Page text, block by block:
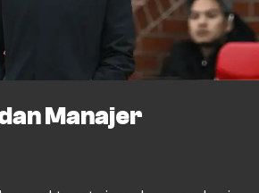
Manajer